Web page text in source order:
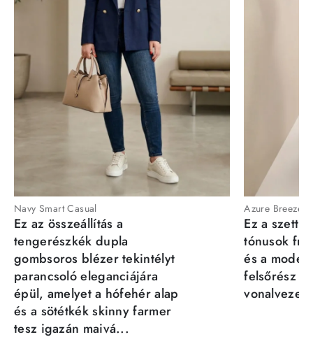
Navy Smart Casual
Ez az összeállítás a
tengerészkék dupla
gombsoros blézer tekintélyt
parancsoló eleganciájára
épül, amelyet a hófehér alap
és a sötétkék skinny farmer
tesz igazán maivá...
Azure Breeze
Ez a szett
tónusok
és a
felsőrész